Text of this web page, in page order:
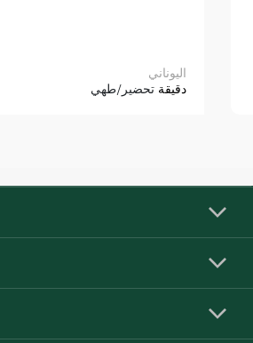
اليوناني
دقيقة تحضير/طهي